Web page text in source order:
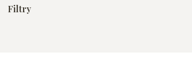
Filtry